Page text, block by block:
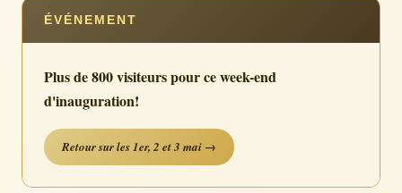
ÉVÉNEMENT
Plus de 800 visiteurs pour ce week-end
d'inauguration!
Retour sur les 1er, 2 et 3 mai →